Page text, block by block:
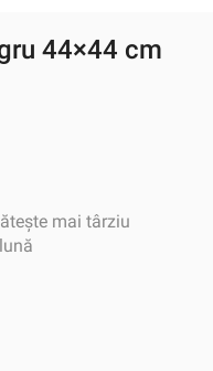
44×44 cm
mai târziu